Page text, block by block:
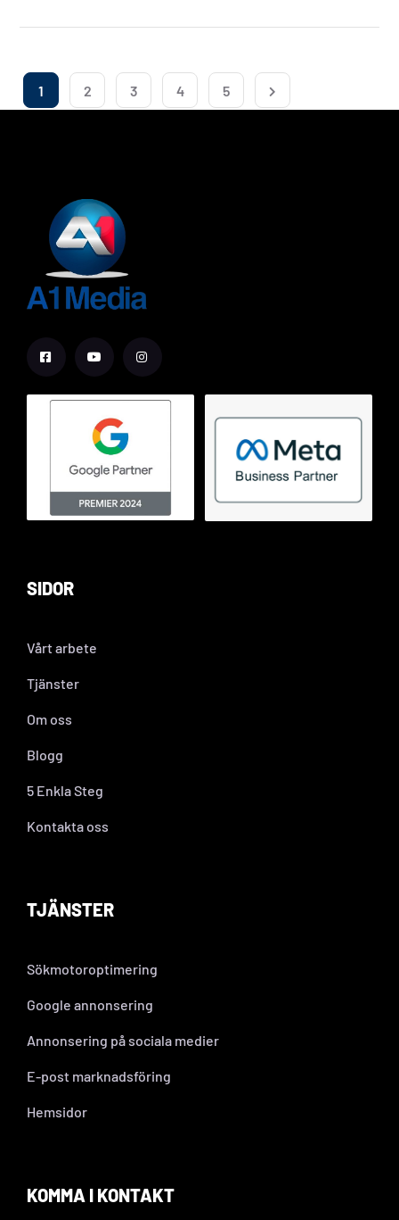
1 2 3 4 5
SIDOR
Vårt arbete
Tjänster
Om oss
Blogg
5 Enkla Steg
Kontakta oss
TJÄNSTER
Sökmotoroptimering
Google annonsering
Annonsering på sociala medier
E-post marknadsföring
Hemsidor
KOMMA I KONTAKT